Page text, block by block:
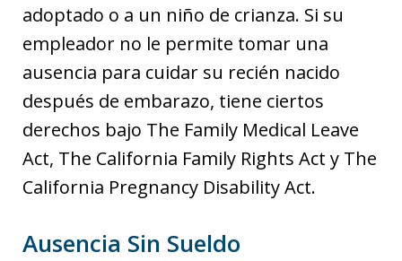
adoptado o a un niño de crianza. Si su
empleador no le permite tomar una
ausencia para cuidar su recién nacido
después de embarazo, tiene ciertos
derechos bajo The Family Medical Leave
Act, The California Family Rights Act y The
California Pregnancy Disability Act.
Ausencia Sin Sueldo